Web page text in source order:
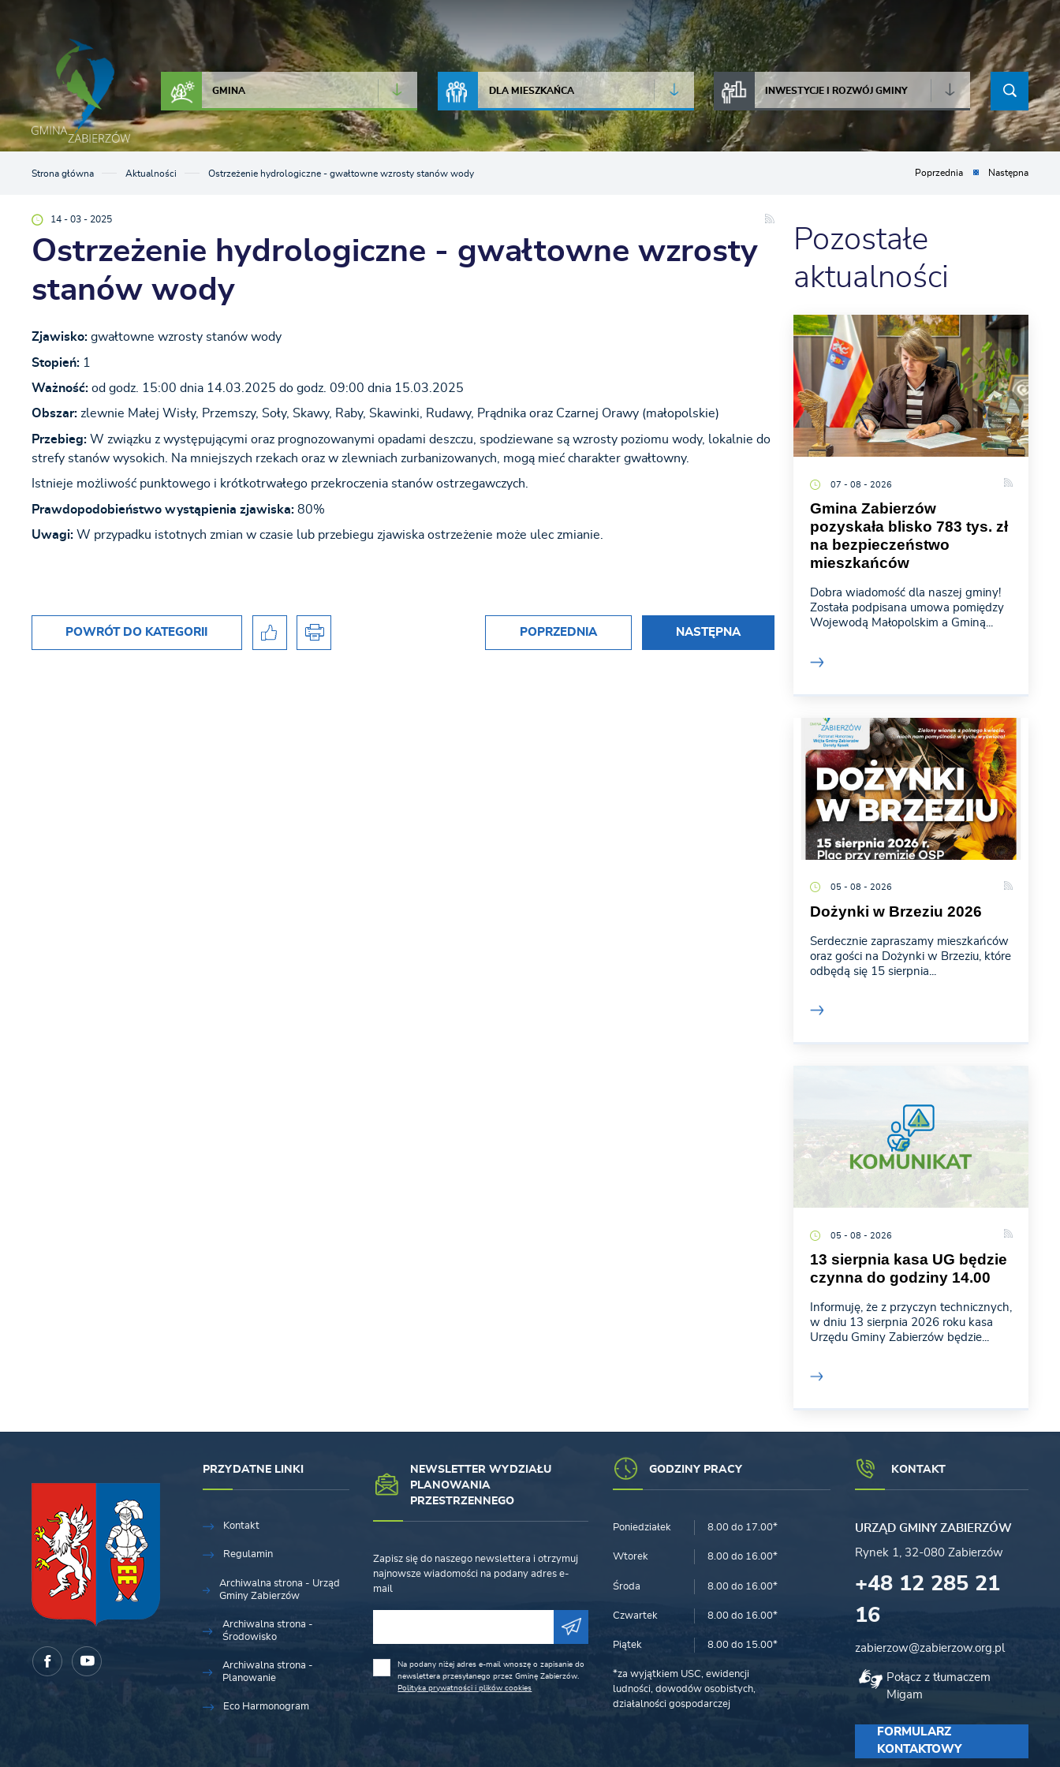
Przejdź do menu.
Przejdź do wyszukiwarki.
Przejdź do treści.
Przejdź do ustawień wielkości czcionki.
Włącz wersję kontrastową strony.
JAKOŚĆ POWIETRZA
GMINA DLA MIESZKAŃCA INWESTYCJE I ROZWÓJ GMINY
Strona główna Aktualności Ostrzeżenie hydrologiczne - gwałtowne wzrosty stanów wody Poprzednia Następna
14 - 03 - 2025
Ostrzeżenie hydrologiczne - gwałtowne wzrosty
stanów wody
Zjawisko:gwałtowne wzrosty stanów wody
Stopień:1
Ważność:od godz. 15:00 dnia 14.03.2025 do godz. 09:00 dnia 15.03.2025
Obszar:zlewnie Małej Wisły, Przemszy, Soły, Skawy, Raby, Skawinki, Rudawy, Prądnika oraz Czarnej Orawy (małopolskie)
Przebieg:W związku z występującymi oraz prognozowanymi opadami deszczu, spodziewane są wzrosty poziomu wody, lokalnie do
strefy stanów wysokich. Na mniejszych rzekach oraz w zlewniach zurbanizowanych, mogą mieć charakter gwałtowny.
Istnieje możliwość punktowego i krótkotrwałego przekroczenia stanów ostrzegawczych.
Prawdopodobieństwo wystąpienia zjawiska:80%
Uwagi:W przypadku istotnych zmian w czasie lub przebiegu zjawiska ostrzeżenie może ulec zmianie.
POWRÓT DO KATEGORII POPRZEDNIA NASTĘPNA
Pozostałe
aktualności
07 - 08 - 2026
Gmina Zabierzów
pozyskała blisko 783 tys. zł
na bezpieczeństwo
mieszkańców
Dobra wiadomość dla naszej gminy!
Została podpisana umowa pomiędzy
Wojewodą Małopolskim a Gminą...
05 - 08 - 2026
Dożynki w Brzeziu 2026
Serdecznie zapraszamy mieszkańców
oraz gości na Dożynki w Brzeziu, które
odbędą się 15 sierpnia...
05 - 08 - 2026
13 sierpnia kasa UG będzie
czynna do godziny 14.00
Informuję, że z przyczyn technicznych,
w dniu 13 sierpnia 2026 roku kasa
Urzędu Gminy Zabierzów będzie...
PRZYDATNE LINKI
Kontakt
Regulamin
Archiwalna strona - Urząd
Gminy Zabierzów
Archiwalna strona -
Środowisko
Archiwalna strona -
Planowanie
Eco Harmonogram
NEWSLETTER WYDZIAŁU
PLANOWANIA
PRZESTRZENNEGO
Zapisz się do naszego newslettera i otrzymuj
najnowsze wiadomości na podany adres e-
mail
Na podany niżej adres e-mail wnoszę o zapisanie do
newslettera przesyłanego przez Gminę Zabierzów.
Polityka prywatności i plików cookies
GODZINY PRACY
Poniedziałek 8.00 do 17.00*
Wtorek 8.00 do 16.00*
Środa 8.00 do 16.00*
Czwartek 8.00 do 16.00*
Piątek 8.00 do 15.00*
*za wyjątkiem USC, ewidencji
ludności, dowodów osobistych,
działalności gospodarczej
KONTAKT
URZĄD GMINY ZABIERZÓW
Rynek 1, 32-080 Zabierzów
+48 12 285 21
16
zabierzow@zabierzow.org.pl
Połącz z tłumaczem
Migam
FORMULARZ
KONTAKTOWY